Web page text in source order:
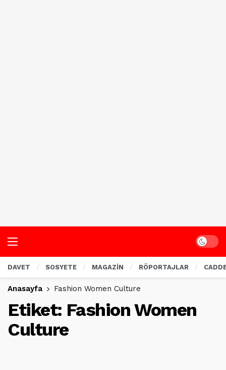
Dark
DAVET SOSYETE MAGAZİN RÖPORTAJLAR
Anasayfa Fashion Women Culture
Etiket: Fashion Women
Culture